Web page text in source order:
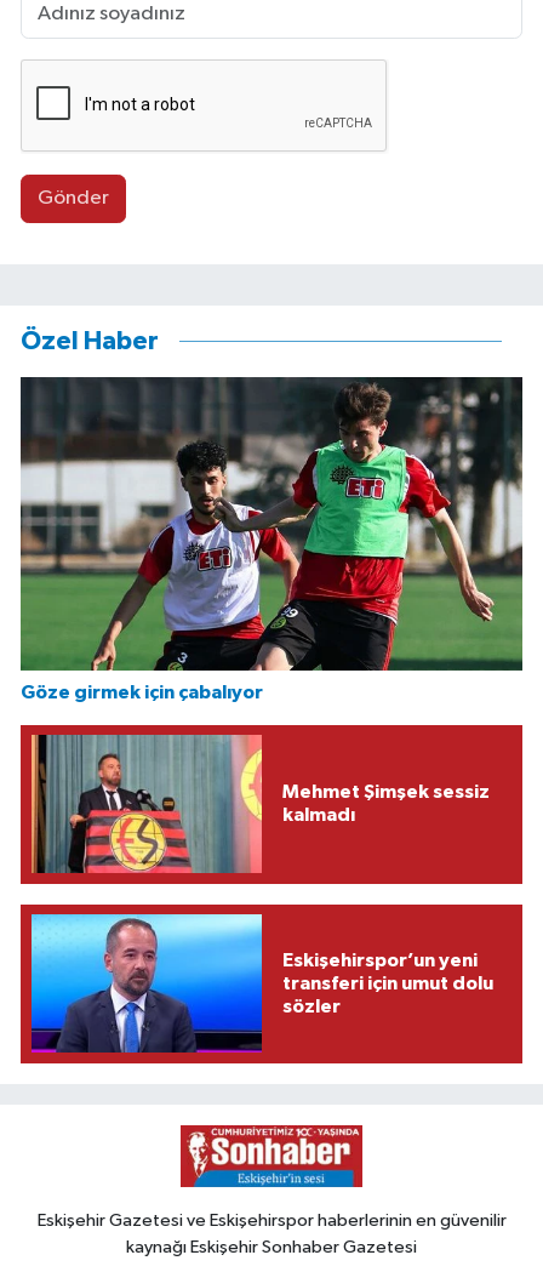
Gönder
Özel Haber
Göze girmek için çabalıyor
Mehmet Şimşek sessiz
kalmadı
Eskişehirspor’un yeni
transferi için umut dolu
sözler
Eskişehir Gazetesi ve Eskişehirspor haberlerinin en güvenilir
kaynağı Eskişehir Sonhaber Gazetesi